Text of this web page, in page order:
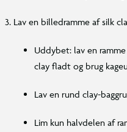
3. Lav en billedramme af silk
Uddybet: lav en
clay fladt og brug
Lav en rund clay-
Lim kun halvdelen af